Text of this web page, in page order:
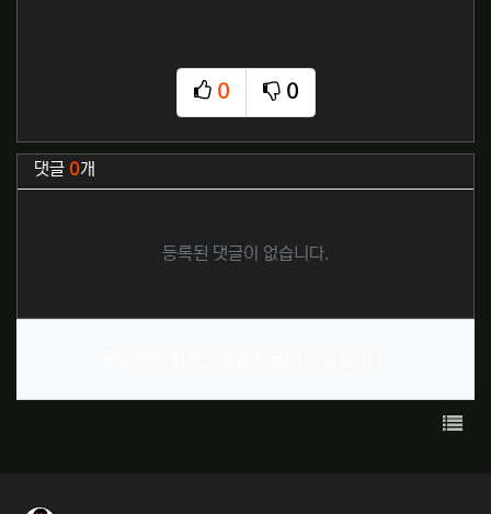
0
추천
0
비추천
관련자료
댓글 0개
등록된 댓글이 없습니다.
목록